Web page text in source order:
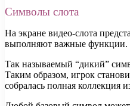
Символы слота
На экране видео-слота
выполняют важные функции.
Так называемый “дикий”
Таким образом, игрок
собралась полная коллекция